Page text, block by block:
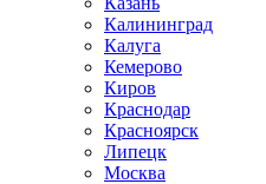
Калининград
Калуга
Кемерово
Киров
Краснодар
Красноярск
Липецк
Москва